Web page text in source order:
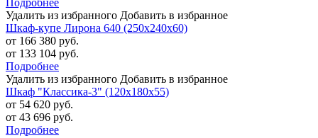
Подробнее
Удалить из избранного Добавить в избранное
Шкаф-купе Лирона 640 (250х240х60)
от 166 380 руб.
от 133 104 руб.
Подробнее
Удалить из избранного Добавить в избранное
Шкаф "Классика-3" (120х180х55)
от 54 620 руб.
от 43 696 руб.
Подробнее